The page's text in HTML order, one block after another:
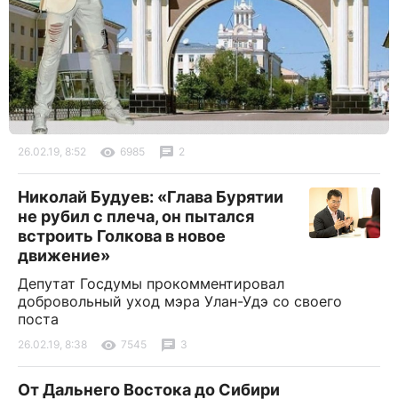
26.02.19, 8:52 6985 2
Николай Будуев: «Глава Бурятии
не рубил с плеча, он пытался
встроить Голкова в новое
движение»
Депутат Госдумы прокомментировал
добровольный уход мэра Улан-Удэ со своего
поста
26.02.19, 8:38 7545 3
От Дальнего Востока до Сибири